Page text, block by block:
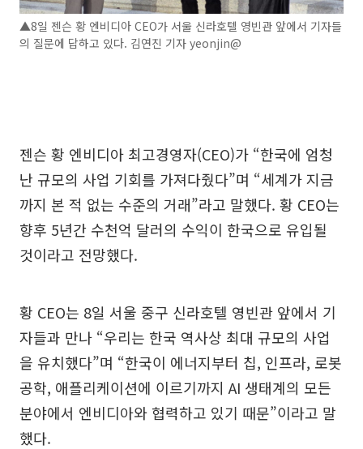
▲8일 젠슨 황 엔비디아 CEO가 서울 신라호텔 영빈관 앞에서 기자들
의 질문에 답하고 있다. 김연진 기자 yeonjin@
젠슨 황 엔비디아 최고경영자(CEO)가 “한국에 엄청
난 규모의 사업 기회를 가져다줬다”며 “세계가 지금
까지 본 적 없는 수준의 거래”라고 말했다. 황 CEO는
향후 5년간 수천억 달러의 수익이 한국으로 유입될
것이라고 전망했다.
황 CEO는 8일 서울 중구 신라호텔 영빈관 앞에서 기
자들과 만나 “우리는 한국 역사상 최대 규모의 사업
을 유치했다”며 “한국이 에너지부터 칩, 인프라, 로봇
공학, 애플리케이션에 이르기까지 AI 생태계의 모든
분야에서 엔비디아와 협력하고 있기 때문”이라고 말
했다.